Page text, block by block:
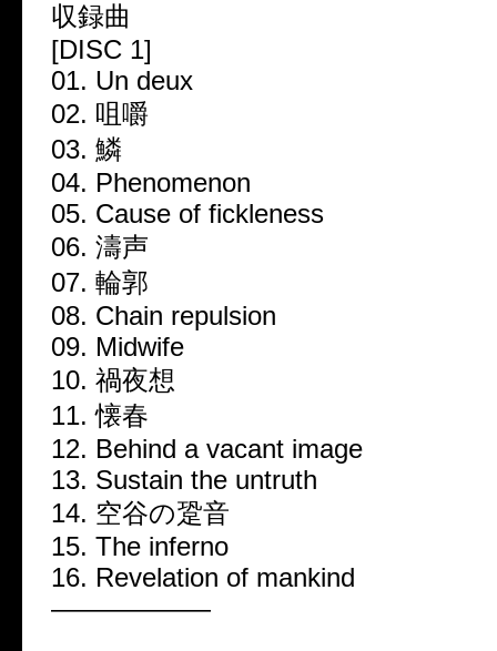
収録曲
[DISC 1]
01. Un deux
02. 咀嚼
03. 鱗
04. Phenomenon
05. Cause of fickleness
06. 濤声
07. 輪郭
08. Chain repulsion
09. Midwife
10. 禍夜想
11. 懐春
12. Behind a vacant image
13. Sustain the untruth
14. 空谷の跫音
15. The inferno
16. Revelation of mankind
——————